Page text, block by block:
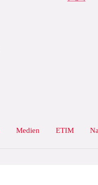
Medien ETIM